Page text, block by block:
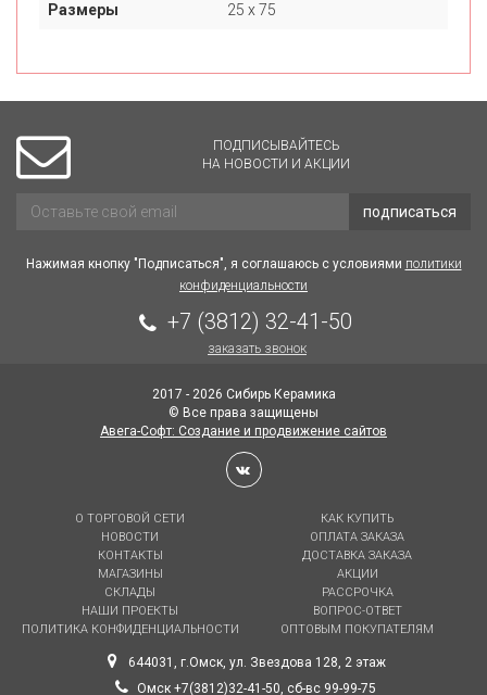
Размеры 25 х 75
ПОДПИСЫВАЙТЕСЬ
НА НОВОСТИ И АКЦИИ
подписаться
Нажимая кнопку "Подписаться", я соглашаюсь с условиями политики
конфиденциальности
+7 (3812) 32-41-50
заказать звонок
2017 - 2026 Сибирь Керамика
© Все права защищены
Авега-Софт: Создание и продвижение сайтов
О ТОРГОВОЙ СЕТИ
НОВОСТИ
КОНТАКТЫ
МАГАЗИНЫ
СКЛАДЫ
НАШИ ПРОЕКТЫ
ПОЛИТИКА КОНФИДЕНЦИАЛЬНОСТИ
КАК КУПИТЬ
ОПЛАТА ЗАКАЗА
ДОСТАВКА ЗАКАЗА
АКЦИИ
РАССРОЧКА
ВОПРОС-ОТВЕТ
ОПТОВЫМ ПОКУПАТЕЛЯМ
644031, г.Омск, ул. Звездова 128, 2 этаж
Омск +7(3812)32-41-50, сб-вс 99-99-75